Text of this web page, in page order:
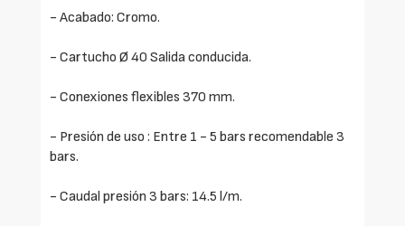
- Acabado: Cromo.
- Cartucho Ø 40 Salida conducida.
- Conexiones flexibles 370 mm.
- Presión de uso : Entre 1 - 5 bars recomendable 3
bars.
- Caudal presión 3 bars: 14.5 l/m.